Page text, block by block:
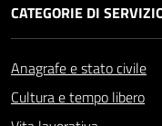
CATEGORIE DI
Anagrafe e stato civile
Cultura e tempo libero